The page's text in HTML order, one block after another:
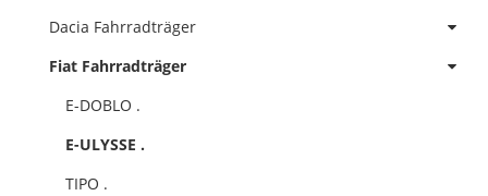
Dacia Fahrradträger
Fiat Fahrradträger
E-DOBLO .
E-ULYSSE .
TIPO .